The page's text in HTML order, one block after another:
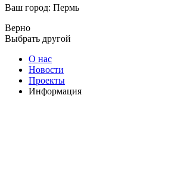
Ваш город: Пермь
Верно
Выбрать другой
О нас
Новости
Проекты
Информация